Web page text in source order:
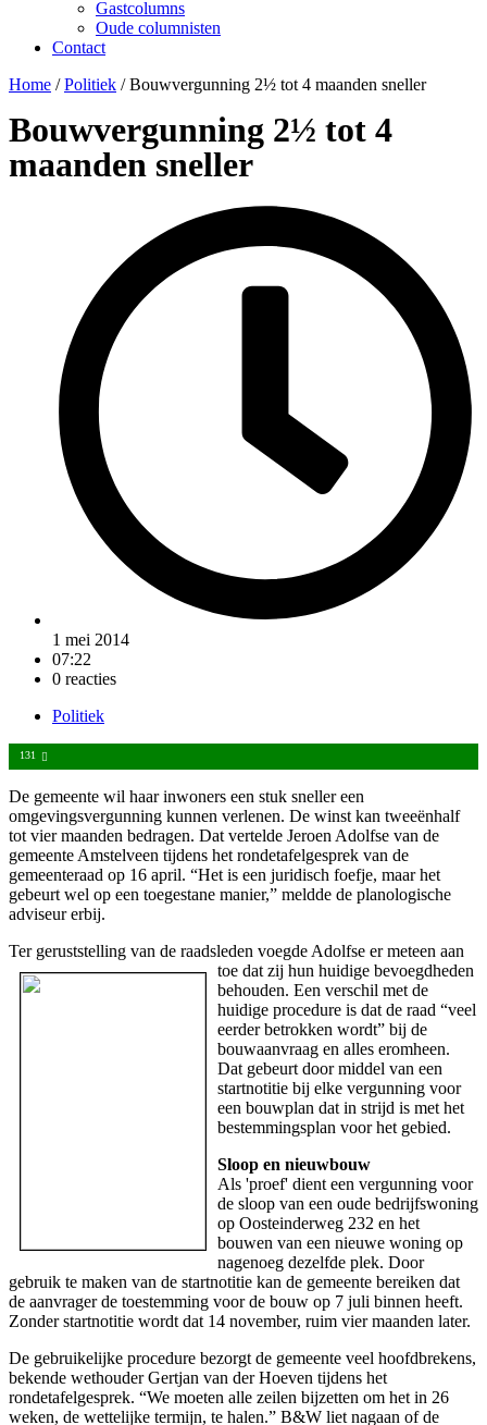
Gastcolumns
Oude columnisten
Contact
Home /Politiek /Bouwvergunning 2½ tot 4 maanden sneller
Bouwvergunning 2½ tot 4
maanden sneller
1 mei 2014
07:22
0 reacties
Politiek
131
De gemeente wil haar inwoners een stuk sneller een
omgevingsvergunning kunnen verlenen. De winst kan tweeënhalf
tot vier maanden bedragen. Dat vertelde Jeroen Adolfse van de
gemeente Amstelveen tijdens het rondetafelgesprek van de
gemeenteraad op 16 april. “Het is een juridisch foefje, maar het
gebeurt wel op een toegestane manier,” meldde de planologische
adviseur erbij.
Ter geruststelling van de raadsleden voegde Adolfse er meteen aan
toe dat zij hun huidige bevoegdheden
behouden. Een verschil met de
huidige procedure is dat de raad “veel
eerder betrokken wordt” bij de
bouwaanvraag en alles eromheen.
Dat gebeurt door middel van een
startnotitie bij elke vergunning voor
een bouwplan dat in strijd is met het
bestemmingsplan voor het gebied.
Sloop en nieuwbouw
Als 'proef' dient een vergunning voor
de sloop van een oude bedrijfswoning
op Oosteinderweg 232 en het
bouwen van een nieuwe woning op
nagenoeg dezelfde plek. Door
gebruik te maken van de startnotitie kan de gemeente bereiken dat
de aanvrager de toestemming voor de bouw op 7 juli binnen heeft.
Zonder startnotitie wordt dat 14 november, ruim vier maanden later.
De gebruikelijke procedure bezorgt de gemeente veel hoofdbrekens,
bekende wethouder Gertjan van der Hoeven tijdens het
rondetafelgesprek. “We moeten alle zeilen bijzetten om het in 26
weken, de wettelijke termijn, te halen.” B&W liet nagaan of de